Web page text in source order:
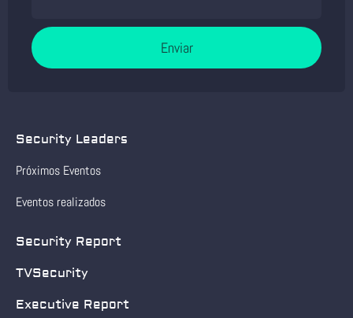
Enviar
Security Leaders
Próximos Eventos
Eventos realizados
Security Report
TVSecurity
Executive Report